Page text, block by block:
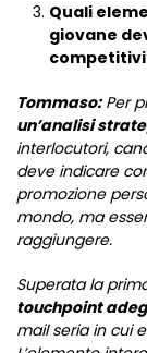
Quali
giovane
Tommaso:Per
un’analisi
interlocutori,
deve indicare
promozione
mondo, ma
raggiungere.
Superata la
touchpoint
mail seria in cui